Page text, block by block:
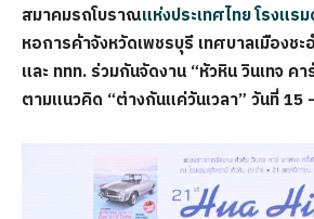
สมาคมรถโบราณแห่งประเทศไทย โรงแร
หอการค้าจังหวัดเพชรบุรี เทศบาลเมืองชะ
และ ททท. ร่วมกันจัดงาน “หัวหิน วินเทจ ค
ตามแนวคิด “ต่างกันแค่วันเวลา” วันที่ 15